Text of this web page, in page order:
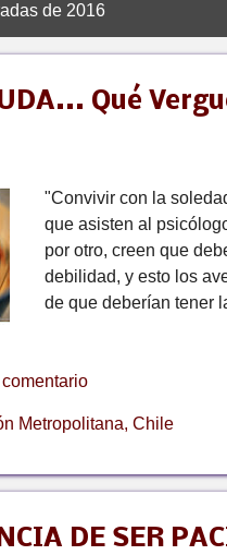
de 2016
Qué
"Convivir con la
que asisten al
por otro, creen que
debilidad, y esto los
de que deberían tener
nadie lo ayuda y debe
construyendo
acompañará" en la
Metropolitana, Chile
DE SER